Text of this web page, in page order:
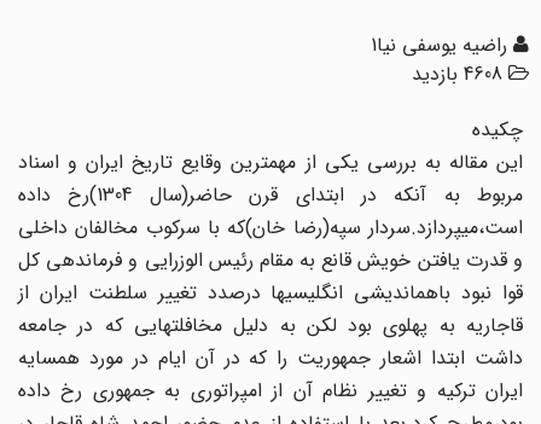
راضیه یوسفی نیا1
4608 بازدید
چکیده
این مقاله به بررسی یکی از مهم‏ترین وقایع تاریخ ایران و اسناد
مربوط به آن‏که در ابتدای قرن حاضر(سال 1304)رخ داده‏
است،می‏پردازد.سردار سپه(رضا خان)که با سرکوب مخالفان داخلی
و قدرت یافتن خویش قانع به مقام رئیس الوزرایی و فرماندهی کل
قوا نبود باهم‏اندیشی انگلیسی‏ها درصدد تغییر سلطنت ایران از
قاجاریه به پهلوی بود لکن به دلیل مخافلت‏هایی‏ که در جامعه
داشت ابتدا اشعار جمهوریت را که در آن ایام در مورد همسایه
ایران ترکیه و تغییر نظام آن از امپراتوری به جمهوری‏ رخ داده